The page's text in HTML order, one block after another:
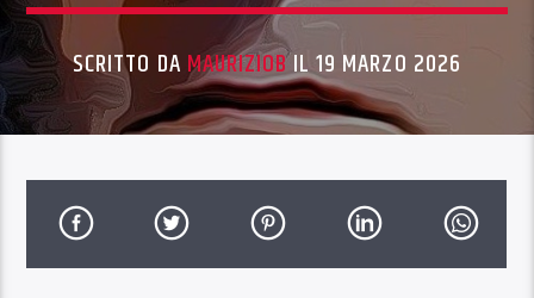
SCRITTO DA MAURIZIOBIL 19 MARZO 2026